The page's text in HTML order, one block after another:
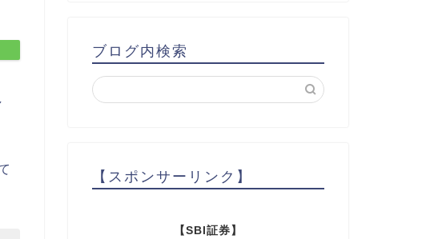
ブログ内検索
【スポンサーリンク】
【SBI証券】